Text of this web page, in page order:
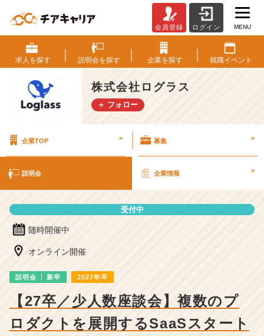
式
会
社
ロ
グ
ラ
明
細
|
ベ
成
企
業
か
会員登録 ログイン MENU
求人を探す 説明会を探す 企業を探す 就職イベント
株式会社ログラス
＋ フォロー
企業TOP > 募集 >
説明会 企業情報 >
受付中
随時開催中
オンライン開催
説明会 新卒 2027年卒
【27卒／少人数座談会】複数のプ
ロダクトを展開するSaaSスタート